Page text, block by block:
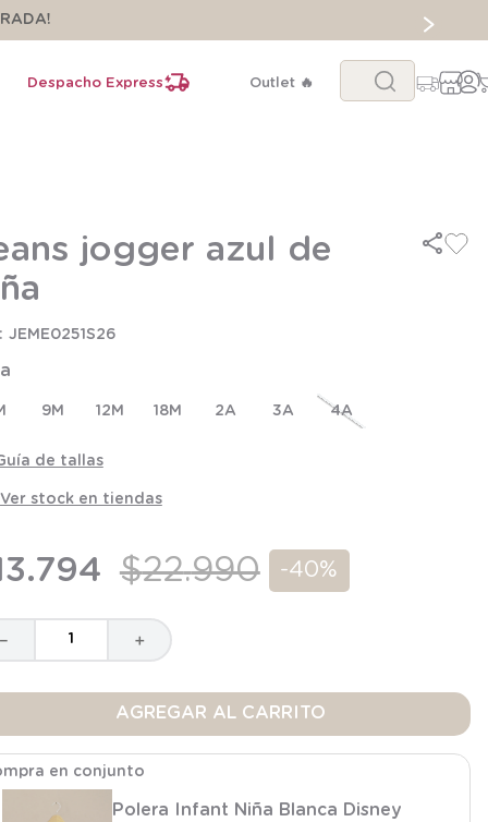
Despacho Express Outlet 🔥
Buscar...
jogger azul de
JEME0251S26
9M 12M 18M 2A 3A 4A
de tallas
Ver stock en tiendas
.794 $22.990 -40%
＋
－
AGREGAR AL CARRITO
en conjunto
Polera Infant Niña Blanca Disney